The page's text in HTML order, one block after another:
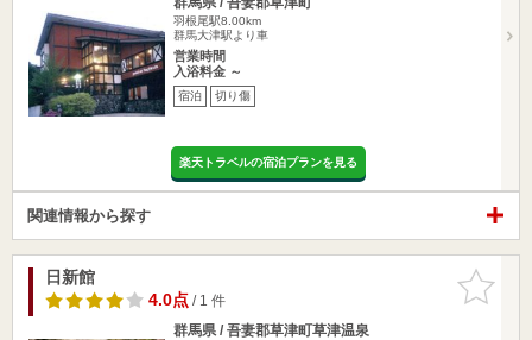
羽根尾駅8.00km
群馬大津駅より車
営業時間
入浴料金 ～
宿泊 切り傷
楽天トラベルの宿泊プランを見る
関連情報から探す
お気に入
りに追加
日新館
4.0点/ 1 件
群馬県 / 吾妻郡草津町草津温泉